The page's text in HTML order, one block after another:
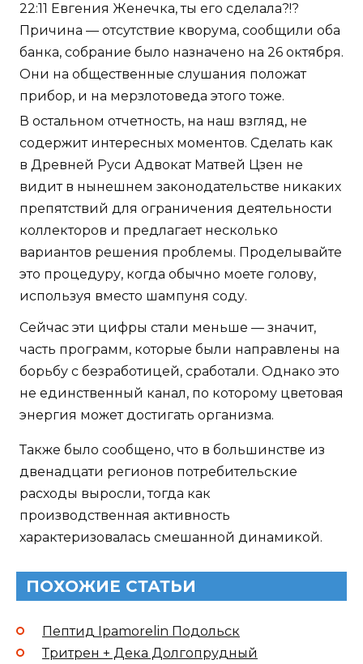
22:11 Евгения Женечка, ты его сделала?!?
Причина — отсутствие кворума, сообщили оба
банка, собрание было назначено на 26 октября.
Они на общественные слушания положат
прибор, и на мерзлотоведа этого тоже.
В остальном отчетность, на наш взгляд, не
содержит интересных моментов. Сделать как
в Древней Руси Адвокат Матвей Цзен не
видит в нынешнем законодательстве никаких
препятствий для ограничения деятельности
коллекторов и предлагает несколько
вариантов решения проблемы. Проделывайте
это процедуру, когда обычно моете голову,
используя вместо шампуня соду.
Сейчас эти цифры стали меньше — значит,
часть программ, которые были направлены на
борьбу с безработицей, сработали. Однако это
не единственный канал, по которому цветовая
энергия может достигать организма.
Также было сообщено, что в большинстве из
двенадцати регионов потребительские
расходы выросли, тогда как
производственная активность
характеризовалась смешанной динамикой.
ПОХОЖИЕ СТАТЬИ
Пептид Ipamorelin Подольск
Тритрен + Дека Долгопрудный